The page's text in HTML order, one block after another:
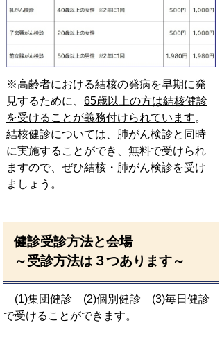
※高齢者における結核の発病を早期に発
見するために、 65歳以上の方は結核健診
を受けることが義務付けられています。
結核健診については、肺がん検診と同時
に実施することができ、無料で受けられ
ますので、ぜひ結核・肺がん検診を受け
ましょう。
健診受診方法と会場
～受診方法は３つあります～
(1)集団健診 (2)個別健診 (3)毎日健診
で受けることができます。